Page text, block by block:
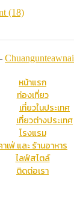
(18)
Chuangunteawnai
หน้าแรก
ท่องเที่ยว
เที่ยวในประเทศ
เที่ยวต่างประเทศ
โรงแรม
าเฟ่ และ ร้านอาหาร
ไลฟ์สไตล์
ติดต่อเรา